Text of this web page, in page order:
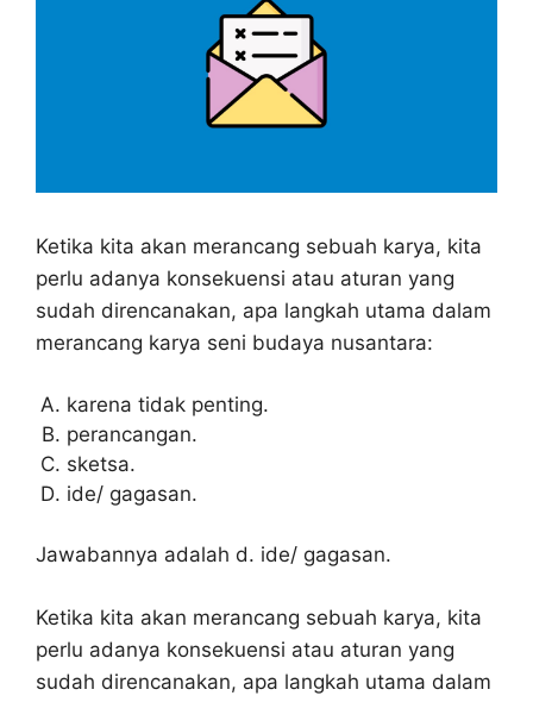
Ketika kita akan merancang sebuah karya, kita
perlu adanya konsekuensi atau aturan yang
sudah direncanakan, apa langkah utama dalam
merancang karya seni budaya nusantara:
karena tidak penting.
perancangan.
sketsa.
ide/ gagasan.
Jawabannya adalah d. ide/ gagasan.
Ketika kita akan merancang sebuah karya, kita
perlu adanya konsekuensi atau aturan yang
sudah direncanakan, apa langkah utama dalam